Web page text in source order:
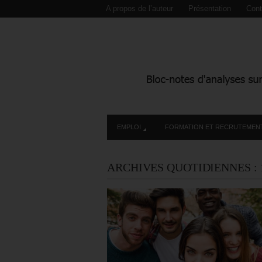
A propos de l’auteur Présentation
EMPLOI FORMATION ET
ARCHIVES QUOTIDIENNES :